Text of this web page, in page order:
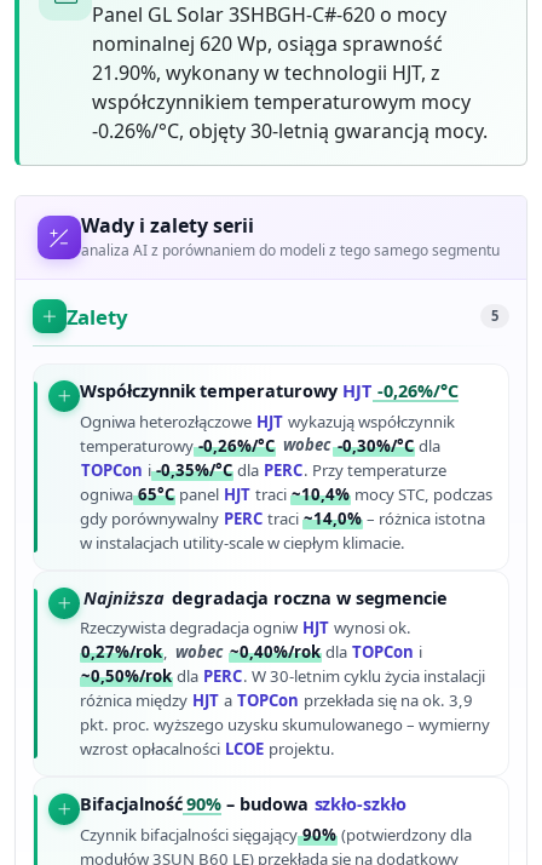
Panel GL Solar 3SHBGH-C#-620 o mocy
nominalnej 620 Wp, osiąga sprawność
21.90%, wykonany w technologii HJT, z
współczynnikiem temperaturowym mocy
-0.26%/°C, objęty 30-letnią gwarancją mocy.
Wady i zalety serii
analiza AI z porównaniem do modeli z tego samego segmentu
Zalety 5
Współczynnik temperaturowy HJT -0,26%/°C
Ogniwa heterozłączowe HJT wykazują współczynnik
temperaturowy-0,26%/°C wobec-0,30%/°C dla
TOPCon i-0,35%/°C dla PERC. Przy temperaturze
ogniwa65°C panel HJT traci~10,4% mocy STC, podczas
gdy porównywalny PERC traci~14,0% – różnica istotna
w instalacjach utility-scale w ciepłym klimacie.
Najniższa degradacja roczna w segmencie
Rzeczywista degradacja ogniw HJT wynosi ok.
0,27%/rok, wobec ~0,40%/rok dla TOPCon i
~0,50%/rok dla PERC. W 30-letnim cyklu życia instalacji
różnica między HJT a TOPCon przekłada się na ok. 3,9
pkt. proc. wyższego uzysku skumulowanego – wymierny
wzrost opłacalności LCOE projektu.
Bifacjalność90% – budowa szkło-szkło
Czynnik bifacjalności sięgający90% (potwierdzony dla
modułów 3SUN B60 LE) przekłada się na dodatkowy